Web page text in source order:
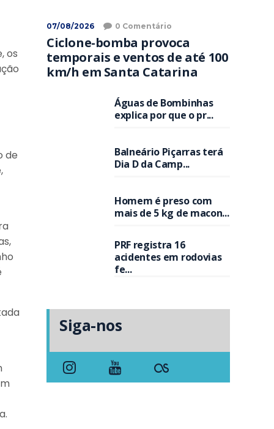
os
de
07/08/2026 0 Comentário
Ciclone-bomba provoca
temporais e ventos de até 100
km/h em Santa Catarina
Águas de Bombinhas
explica por que o pr...
Balneário Piçarras terá
Dia D da Camp...
Homem é preso com
mais de 5 kg de macon...
PRF registra 16
acidentes em rodovias
fe...
Siga-nos